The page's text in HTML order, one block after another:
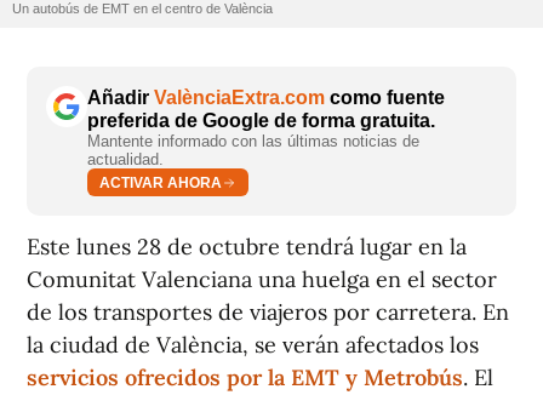
Un autobús de EMT en el centro de València
Añadir ValènciaExtra.com como fuente
preferida de Google de forma gratuita.
Mantente informado con las últimas noticias de
actualidad.
ACTIVAR AHORA
Este lunes 28 de octubre tendrá lugar en la
Comunitat Valenciana una huelga en el sector
de los transportes de viajeros por carretera. En
la ciudad de València, se verán afectados los
servicios ofrecidos por la EMT y Metrobús. El